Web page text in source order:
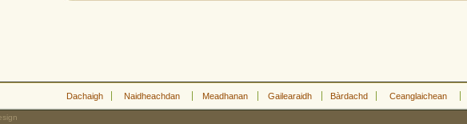
Dachaigh Naidheachdan Meadhanan Gailearaidh Bàrdachd Ceanglaichean